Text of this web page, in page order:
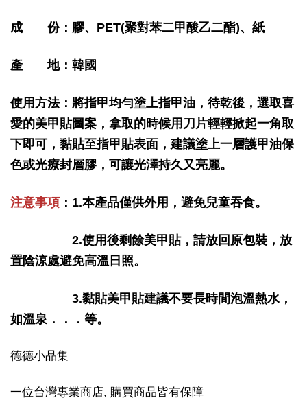
成 份：膠、PET(聚對苯二甲酸乙二酯)、紙
產 地：韓國
使用方法：將指甲均勻塗上指甲油，待乾後，選取喜
愛的美甲貼圖案，拿取的時候用刀片輕輕掀起一角取
下即可，黏貼至指甲貼表面，建議塗上一層護甲油保
色或光療封層膠，可讓光澤持久又亮麗。
注意事項 ：1.本產品僅供外用，避免兒童吞食。
2.使用後剩餘美甲貼，請放回原包裝，放
置陰涼處避免高溫日照。
3.黏貼美甲貼建議不要長時間泡溫熱水，
如溫泉．．．等。
德德小品集
一位台灣專業商店, 購買商品皆有保障